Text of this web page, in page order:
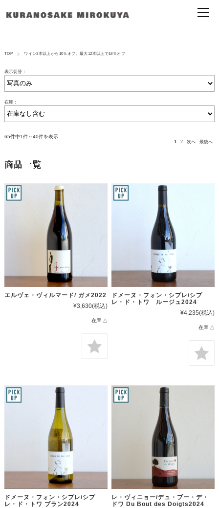
TOP ワイン3本以上から10％オフ、最大12本以上で18％オフ
表示切替：
在庫：
65件中1件～40件を表示
1 2 次へ 最後へ
商品一覧
エルヴェ・ヴィルマード/ ガメ2022
¥3,630(税込)
在庫 △
ドメーヌ・フォン・シプレ/シプ
レ・ド・トワ ルージュ2024
¥4,235(税込)
在庫 △
ドメーヌ・フォン・シプレ/シプ
レ・ド・トワ ブラン2024
レ・ヴィニョー/デュ・ブー・デ・
ドワ Du Bout des Doigts2024